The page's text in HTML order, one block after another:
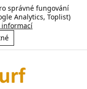
správné fungování
Analytics, Toplist)
informací